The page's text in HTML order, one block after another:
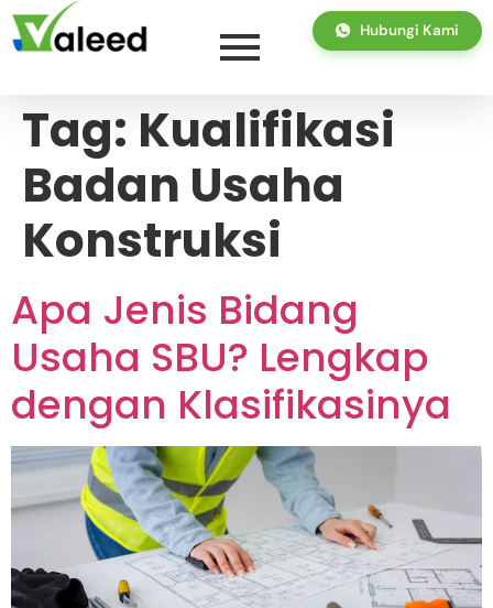
Hubungi Kami
Tag: Kualifikasi
Badan Usaha
Konstruksi
Apa Jenis Bidang
Usaha SBU? Lengkap
dengan Klasifikasinya